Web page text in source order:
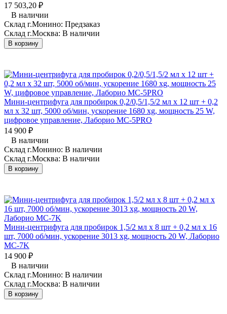
17 503,20 ₽
В наличии
Склад г.Монино: Предзаказ
Склад г.Москва: В наличии
В корзину
Мини-центрифуга для пробирок 0,2/0,5/1,5/2 мл х 12 шт + 0,2
мл х 32 шт, 5000 об/мин, ускорение 1680 xg, мощность 25 W,
цифровое управление, Лаборио MC-5PRO
14 900 ₽
В наличии
Склад г.Монино: В наличии
Склад г.Москва: В наличии
В корзину
Мини-центрифуга для пробирок 1,5/2 мл х 8 шт + 0,2 мл х 16
шт, 7000 об/мин, ускорение 3013 xg, мощность 20 W, Лаборио
MC-7K
14 900 ₽
В наличии
Склад г.Монино: В наличии
Склад г.Москва: В наличии
В корзину